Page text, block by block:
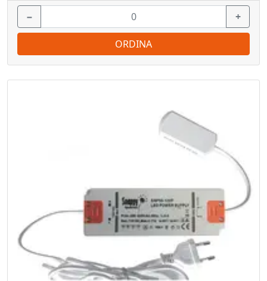
− +
ORDINA